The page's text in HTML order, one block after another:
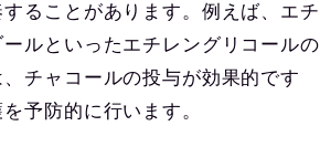
ることがあります。例えば、エチ
ルといったエチレングリコールの
チャコールの投与が効果的です
予防的に行います。